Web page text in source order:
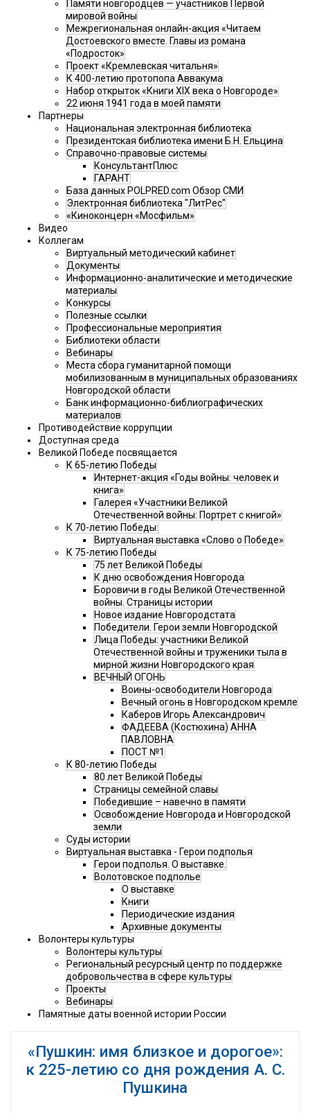
Памяти новгородцев — участников Первой
мировой войны
Межрегиональная онлайн-акция «Читаем
Достоевского вместе. Главы из романа
«Подросток»
Проект «Кремлевская читальня»
К 400-летию протопопа Аввакума
Набор открыток «Книги XIX века о Новгороде»
22 июня 1941 года в моей памяти
Партнеры
Национальная электронная библиотека
Президентская библиотека имени Б.Н. Ельцина
Справочно-правовые системы
КонсультантПлюс
ГАРАНТ
База данных POLPRED.com Обзор СМИ
Электронная библиотека "ЛитРес"
«Киноконцерн «Мосфильм»
Видео
Коллегам
Виртуальный методический кабинет
Документы
Информационно-аналитические и методические
материалы
Конкурсы
Полезные ссылки
Профессиональные мероприятия
Библиотеки области
Вебинары
Места сбора гуманитарной помощи
мобилизованным в муниципальных образованиях
Новгородской области
Банк информационно-библиографических
материалов
Противодействие коррупции
Доступная среда
Великой Победе посвящается
К 65-летию Победы
Интернет-акция «Годы войны: человек и
книга»
Галерея «Участники Великой
Отечественной войны: Портрет с книгой»
К 70-летию Победы:
Виртуальная выставка «Слово о Победе»
К 75-летию Победы
75 лет Великой Победы
К дню освобождения Новгорода
Боровичи в годы Великой Отечественной
войны. Страницы истории
Новое издание Новгородстата
Победители. Герои земли Новгородской
Лица Победы: участники Великой
Отечественной войны и труженики тыла в
мирной жизни Новгородского края
ВЕЧНЫЙ ОГОНЬ
Воины-освободители Новгорода
Вечный огонь в Новгородском кремле
Каберов Игорь Александрович
ФАДЕЕВА (Костюхина) АННА
ПАВЛОВНА
ПОСТ №1
К 80-летию Победы
80 лет Великой Победы
Страницы семейной славы
Победившие – навечно в памяти
Освобождение Новгорода и Новгородской
земли
Суды истории
Виртуальная выставка - Герои подполья
Герои подполья. О выставке.
Волотовское подполье
О выставке
Книги
Периодические издания
Архивные документы
Волонтеры культуры
Волонтеры культуры
Региональный ресурсный центр по поддержке
добровольчества в сфере культуры
Проекты
Вебинары
Памятные даты военной истории России
«Пушкин: имя близкое и дорогое»:
к 225-летию со дня рождения А. С.
Пушкина